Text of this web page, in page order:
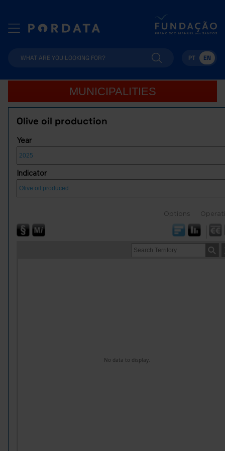
PT EN
MUNICIPALITIES
Olive oil production
Year
Indicator
Options
No data to display.